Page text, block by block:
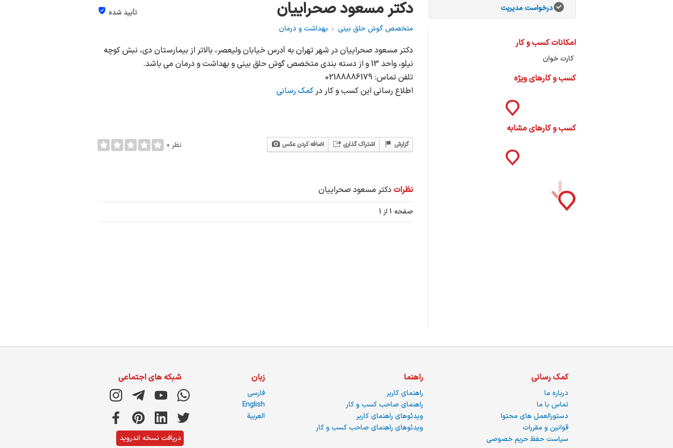
دکتر مسعود صحراییان
تأیید شده
متخصص گوش حلق بینی
بهداشت و درمان
دکتر مسعود صحراییان در شهر تهران به آدرس خیابان ولیعصر، بالاتر از بیمارستان دی، نبش کوچه
نیلو، واحد 13 و از دسته بندی متخصص گوش حلق بینی و بهداشت و درمان می باشد.
تلفن تماس: 02188886179
اطلاع رسانی این کسب و کار درکمک رسانی
اضافه کردن عکس اشتراک گذاری گزارش 0 نظر
نظرات دکتر مسعود صحراییان
صفحه 1 از 1
درخواست مدیریت
امکانات کسب و کار
کارت خوان
کسب و کارهای ویژه
کسب و کارهای مشابه
کمک رسانی
درباره ما
تماس با ما
دستورالعمل های محتوا
قوانین و مقررات
سیاست حفظ حریم خصوصی
راهنما
راهنمای کاربر
راهنمای صاحب کسب و کار
ویدئوهای راهنمای کاربر
ویدئوهای راهنمای صاحب کسب و کار
زبان
فارسی
English
العربية
شبکه های اجتماعی
دریافت نسخه اندروید